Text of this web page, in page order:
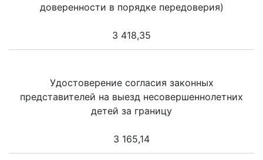
доверенности в порядке передоверия)
3 418,35
Удостоверение согласия законных
представителей на выезд несовершеннолетних
детей за границу
3 165,14